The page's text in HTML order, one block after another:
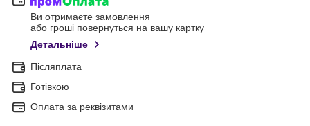
Ви отримаєте замовлення
або гроші повернуться на вашу картку
Детальніше
Післяплата
Готівкою
Оплата за реквізитами